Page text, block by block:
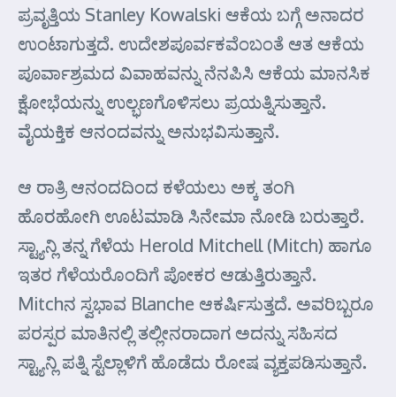
ಪ್ರವೃತ್ತಿಯ Stanley Kowalski ಆಕೆಯ ಬಗ್ಗೆ ಅನಾದರ
ಉಂಟಾಗುತ್ತದೆ. ಉದೇಶಪೂರ್ವಕವೆಂಬಂತೆ ಆತ ಆಕೆಯ
ಪೂರ್ವಾಶ್ರಮದ ವಿವಾಹವನ್ನು ನೆನಪಿಸಿ ಆಕೆಯ ಮಾನಸಿಕ
ಕ್ಷೋಭೆಯನ್ನು ಉಲ್ಭಣಗೊಳಿಸಲು ಪ್ರಯತ್ನಿಸುತ್ತಾನೆ.
ವೈಯಕ್ತಿಕ ಆನಂದವನ್ನು ಅನುಭವಿಸುತ್ತಾನೆ.
ಆ ರಾತ್ರಿ ಆನಂದದಿಂದ ಕಳೆಯಲು ಅಕ್ಕ ತಂಗಿ
ಹೊರಹೋಗಿ ಊಟಮಾಡಿ ಸಿನೇಮಾ ನೋಡಿ ಬರುತ್ತಾರೆ.
ಸ್ಟ್ಯಾನ್ಲಿ ತನ್ನ ಗೆಳೆಯ Herold Mitchell (Mitch) ಹಾಗೂ
ಇತರ ಗೆಳೆಯರೊಂದಿಗೆ ಪೋಕರ ಆಡುತ್ತಿರುತ್ತಾನೆ.
Mitchನ ಸ್ವಭಾವ Blanche ಆಕರ್ಷಿಸುತ್ತದೆ. ಅವರಿಬ್ಬರೂ
ಪರಸ್ಪರ ಮಾತಿನಲ್ಲಿ ತಲ್ಲೀನರಾದಾಗ ಅದನ್ನು ಸಹಿಸದ
ಸ್ಟ್ಯಾನ್ಲಿ ಪತ್ನಿ ಸ್ಟೆಲ್ಲಾಳಿಗೆ ಹೊಡೆದು ರೋಷ ವ್ಯಕ್ತಪಡಿಸುತ್ತಾನೆ.